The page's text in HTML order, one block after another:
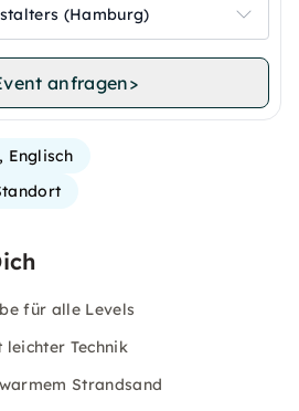
(Hamburg)
anfragen>
Englisch
für alle Levels
Technik
Strandsand